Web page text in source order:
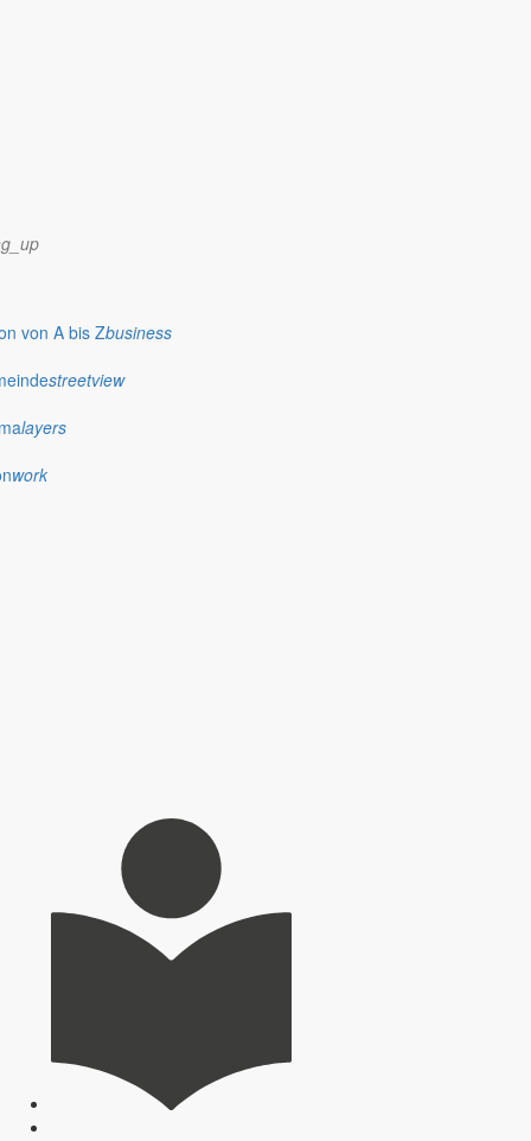
von A bis Zbusiness
streetview
layers
work